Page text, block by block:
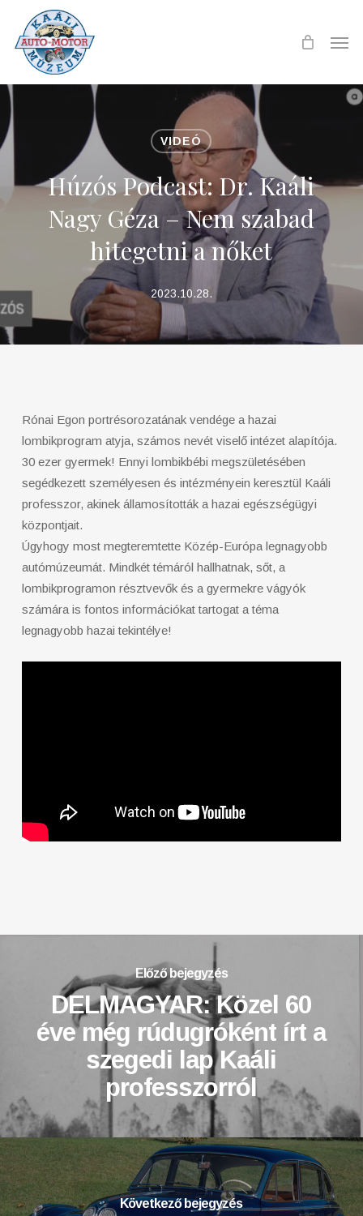
main
content
VIDEÓ
Húzós Podcast: Dr. Kaáli
Nagy Géza – Nem szabad
hitegetni a nőket
2023.10.28.
Rónai Egon portrésorozatának vendége a hazai
lombikprogram atyja, számos nevét viselő intézet alapítója.
30 ezer gyermek! Ennyi lombikbébi megszületésében
segédkezett személyesen és intézményein keresztül Kaáli
professzor, akinek államosították a hazai egészségügyi
központjait.
Úgyhogy most megteremtette Közép-Európa legnagyobb
autómúzeumát. Mindkét témáról hallhatnak, sőt, a
lombikprogramon résztvevők és a gyermekre vágyók
számára is fontos információkat tartogat a téma
legnagyobb hazai tekintélye!
Előző bejegyzés
DELMAGYAR: Közel 60
éve még rúdugróként írt a
szegedi lap Kaáli
professzorról
Következő bejegyzés